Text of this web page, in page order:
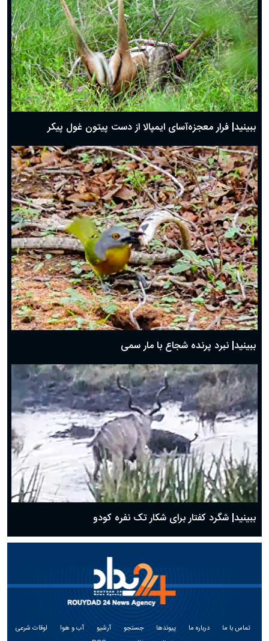
ببینید| فرار معجزه‌آسای ایمپالا از دست پیتون غول پیکر
ببینید| نبرد پرنده شجاع با مار سمی
ببینید| شگرد کفتار برای شکار تک نفره کودو
تماس با ما درباره ما پیوندها جستجو آرشیو آب و هوا
اوقات شرعی